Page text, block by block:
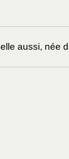
elle aussi, née